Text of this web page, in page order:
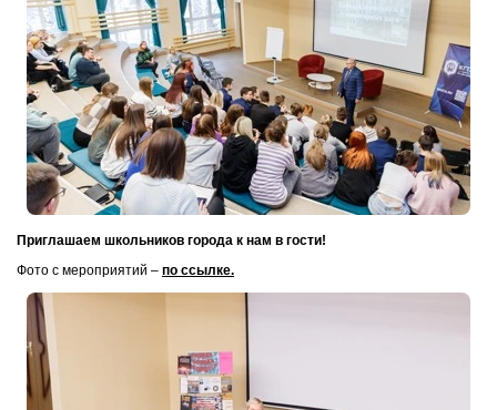
Приглашаем школьников города к нам в гости!
Фото с мероприятий – по ссылке.